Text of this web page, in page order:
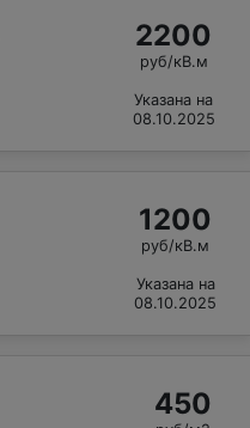
2200
руб/кВ.м
Указана на
08.10.2025
1200
руб/кВ.м
Указана на
08.10.2025
450